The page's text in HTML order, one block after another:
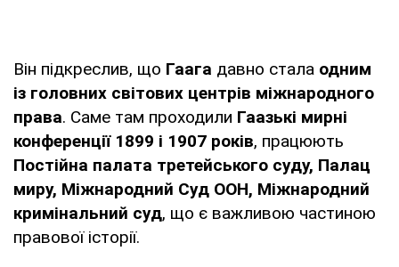
Він підкреслив, що Гаага давно стала одним
із головних світових центрів міжнародного
права. Саме там проходили Гаазькі мирні
конференції 1899 і 1907 років, працюють
Постійна палата третейського суду, Палац
миру, Міжнародний Суд ООН, Міжнародний
кримінальний суд, що є важливою частиною
правової історії.